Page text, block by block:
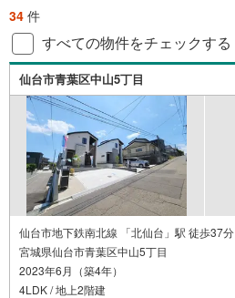
34 件
すべての物件をチェックする
仙台市青葉区中山5丁目
仙台市地下鉄南北線 「北仙台」駅 徒歩37分
宮城県仙台市青葉区中山5丁目
2023年6月（築4年）
4LDK / 地上2階建